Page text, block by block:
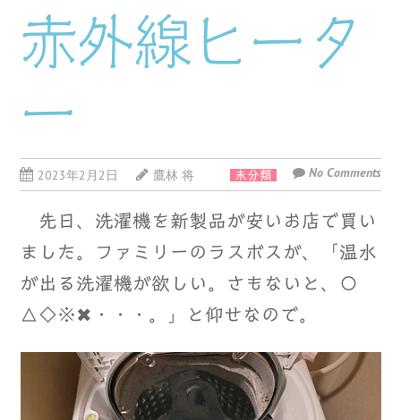
赤外線ヒータ
ー
2023年2月2日 鷹林 将 未分類 No Comments
先日、洗濯機を新製品が安いお店で買い
ました。ファミリーのラスボスが、「温水
が出る洗濯機が欲しい。さもないと、〇
△◇※✖・・・。」と仰せなので。